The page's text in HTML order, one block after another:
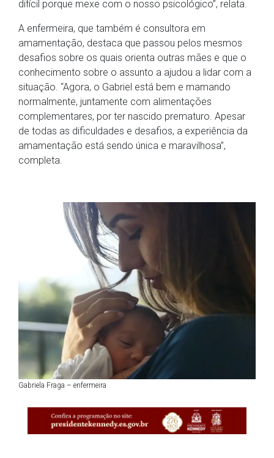
difícil porque mexe com o nosso psicológico”, relata.
A enfermeira, que também é consultora em
amamentação, destaca que passou pelos mesmos
desafios sobre os quais orienta outras mães e que o
conhecimento sobre o assunto a ajudou a lidar com a
situação. “Agora, o Gabriel está bem e mamando
normalmente, juntamente com alimentações
complementares, por ter nascido prematuro. Apesar
de todas as dificuldades e desafios, a experiência da
amamentação está sendo única e maravilhosa”,
completa.
Gabriela Fraga – enfermeira